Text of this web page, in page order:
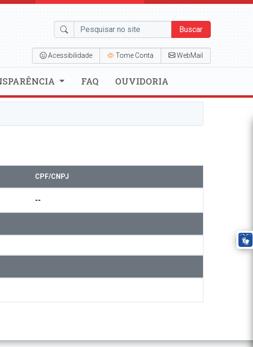
Buscar
Acessibilidade Tome Conta WebMail
FAQ OUVIDORIA
CPF/CNPJ
--